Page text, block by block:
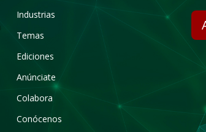
Industrias
Temas
Ediciones
Anúnciate
Colabora
Conócenos